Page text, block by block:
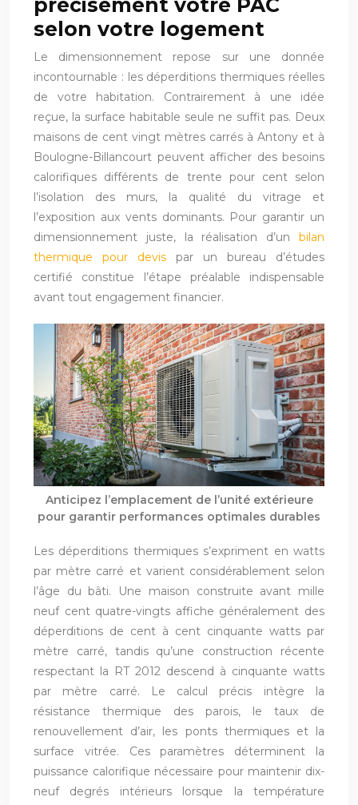
selon votre logement
Le dimensionnement repose sur une donnée
incontournable : les déperditions thermiques réelles
de votre habitation. Contrairement à une idée
reçue, la surface habitable seule ne suffit pas. Deux
maisons de cent vingt mètres carrés à Antony et à
Boulogne-Billancourt peuvent afficher des besoins
calorifiques différents de trente pour cent selon
l’isolation des murs, la qualité du vitrage et
l’exposition aux vents dominants. Pour garantir un
dimensionnement juste, la réalisation d’un bilan
thermique pour devis par un bureau d’études
certifié constitue l’étape préalable indispensable
avant tout engagement financier.
Anticipez l’emplacement de l’unité extérieure
pour garantir performances optimales durables
Les déperditions thermiques s’expriment en watts
par mètre carré et varient considérablement selon
l’âge du bâti. Une maison construite avant mille
neuf cent quatre-vingts affiche généralement des
déperditions de cent à cent cinquante watts par
mètre carré, tandis qu’une construction récente
respectant la RT 2012 descend à cinquante watts
par mètre carré. Le calcul précis intègre la
résistance thermique des parois, le taux de
renouvellement d’air, les ponts thermiques et la
surface vitrée. Ces paramètres déterminent la
puissance calorifique nécessaire pour maintenir dix-
neuf degrés intérieurs lorsque la température